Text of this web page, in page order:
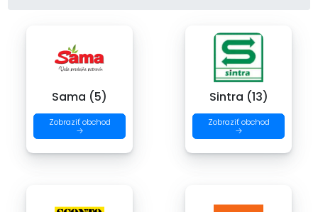
Sama (5)
Zobraziť obchod
→
Sintra (13)
Zobraziť obchod
→